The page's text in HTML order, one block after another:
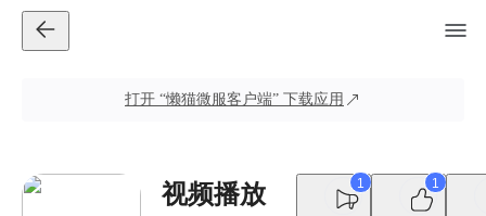
打开 “懒猫微服客户端” 下载应用
视频播放
1 1